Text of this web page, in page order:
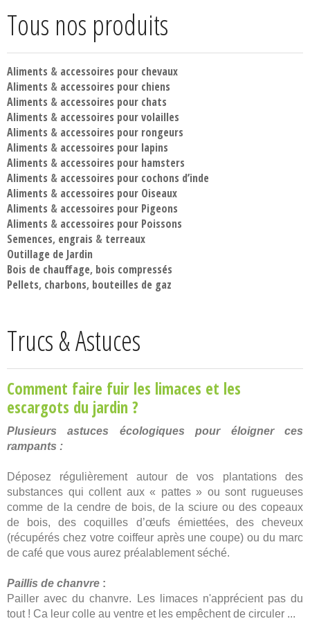
Tous nos produits
Aliments & accessoires pour chevaux
Aliments & accessoires pour chiens
Aliments & accessoires pour chats
Aliments & accessoires pour volailles
Aliments & accessoires pour rongeurs
Aliments & accessoires pour lapins
Aliments & accessoires pour hamsters
Aliments & accessoires pour cochons d’inde
Aliments & accessoires pour Oiseaux
Aliments & accessoires pour Pigeons
Aliments & accessoires pour Poissons
Semences, engrais & terreaux
Outillage de Jardin
Bois de chauffage, bois compressés
Pellets, charbons, bouteilles de gaz
Trucs & Astuces
Comment faire fuir les limaces et les
escargots du jardin ?
Plusieurs astuces écologiques pour éloigner ces
rampants :
Déposez régulièrement autour de vos plantations des
substances qui collent aux « pattes » ou sont rugueuses
comme de la cendre de bois, de la sciure ou des copeaux
de bois, des coquilles d’œufs émiettées, des cheveux
(récupérés chez votre coiffeur après une coupe) ou du marc
de café que vous aurez préalablement séché.
Paillis de chanvre :
Pailler avec du chanvre. Les limaces n'apprécient pas du
tout ! Ca leur colle au ventre et les empêchent de circuler ...